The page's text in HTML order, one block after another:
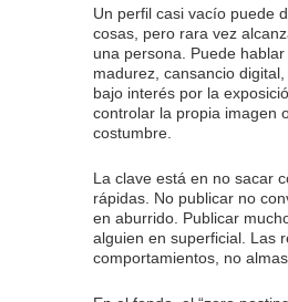
Un perfil casi vacío puede
cosas, pero rara vez
una persona. Puede
madurez, cansancio
bajo interés por la
controlar la propia imagen
costumbre.
La clave está en no sacar
rápidas. No publicar no
en aburrido. Publicar
alguien en superficial. Las
comportamientos, no